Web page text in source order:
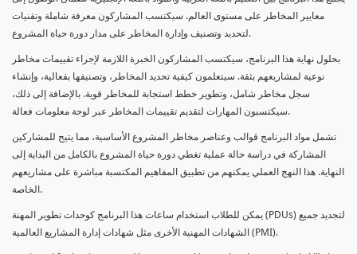
معايير المخاطر على مستوى العالم. سيكتسب المشاركون معرفة شاملة وتقنيات
لتحديد وتصنيف وإدارة المخاطر على مدار دورة حياة المشروع.
بحلول نهاية هذا البرنامج، سيكتسب المشاركون الخبرة اللازمة لإجراء تقييمات مخاطر
نوعية لمشاريعهم بثقة. سيتعلمون كيفية تحديد المخاطر، وتصنيفها بفعالية، وإنشاء
سجل مخاطر شامل، وتطوير خطط استجابة للمخاطر قوية. بالإضافة إلى ذلك،
سيكتسبون المهارات لتقديم تقييمات المخاطر عبر لوحة معلومات فعالة.
تشمل مواد البرنامج قوالب وعناصر مخاطر المشروع الأساسية، مما يتيح للمشاركين
المشاركة في دراسة حالة عملية تغطي دورة حياة المشروع بالكامل من البداية إلى
النهاية. هذا النهج العملي يمكنهم من تطبيق المفاهيم المكتسبة مباشرة على مشاريعهم
الخاصة.
يمكن للطلاب استخدام ساعات هذا البرنامج كوحدات تطوير المهنة (PDUs) لتجديد جميع
الشهادات المهنية الأخرى مثل شهادات إدارة المشاريع العالمية (PMI).